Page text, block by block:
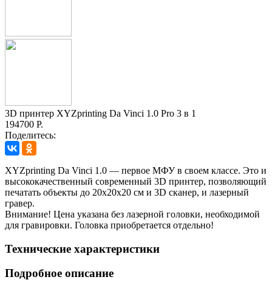
3D принтер XYZprinting Da Vinci 1.0 Pro 3 в 1
194700 Р.
Поделитесь:
XYZprinting Da Vinci 1.0 — первое МФУ в своем классе. Это и
высококачественный современный 3D принтер, позволяющий
печатать объекты до 20x20x20 см и 3D сканер, и лазерный
гравер.
Внимание! Цена указана без лазерной головки, необходимой
для гравировки. Головка приобретается отдельно!
Технические характеристики
Подробное описание